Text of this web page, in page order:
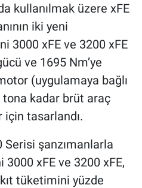
kullanılmak üzere xFE
iki yeni
3000 xFE ve 3200 xFE
ve 1695 Nm’ye
(uygulamaya bağlı
tona kadar brüt araç
için tasarlandı.
şanzımanlarla
3000 xFE ve 3200 xFE,
tüketimini yüzde